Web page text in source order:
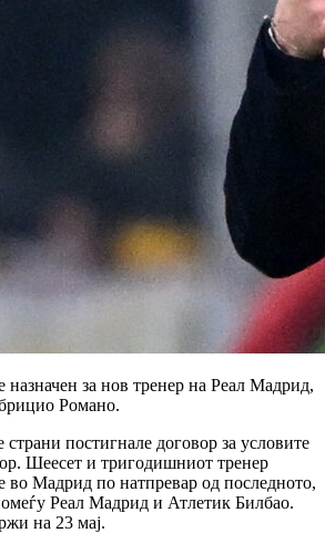
за нов тренер на Реал Мадрид,
Романо.
постигнале договор за условите
Шеесет и тригодишниот тренер
во Мадрид по натпревар од последното,
Реал Мадрид и Атлетик Билбао.
на 23 мај.